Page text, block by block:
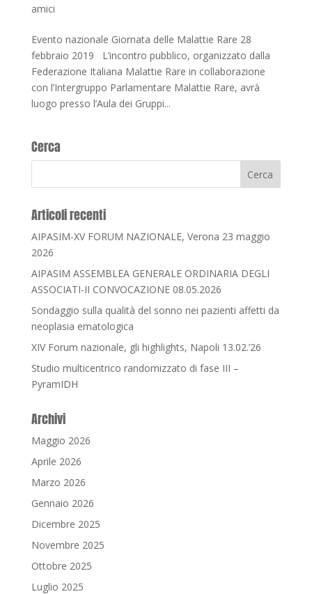
amici
Evento nazionale Giornata delle Malattie Rare 28
febbraio 2019 L’incontro pubblico, organizzato dalla
Federazione Italiana Malattie Rare in collaborazione
con l’Intergruppo Parlamentare Malattie Rare, avrà
luogo presso l’Aula dei Gruppi...
Cerca
Articoli recenti
AIPASIM-XV FORUM NAZIONALE, Verona 23 maggio
2026
AIPASIM ASSEMBLEA GENERALE ORDINARIA DEGLI
ASSOCIATI-II CONVOCAZIONE 08.05.2026
Sondaggio sulla qualità del sonno nei pazienti affetti da
neoplasia ematologica
XIV Forum nazionale, gli highlights, Napoli 13.02.’26
Studio multicentrico randomizzato di fase III –
PyramIDH
Archivi
Maggio 2026
Aprile 2026
Marzo 2026
Gennaio 2026
Dicembre 2025
Novembre 2025
Ottobre 2025
Luglio 2025